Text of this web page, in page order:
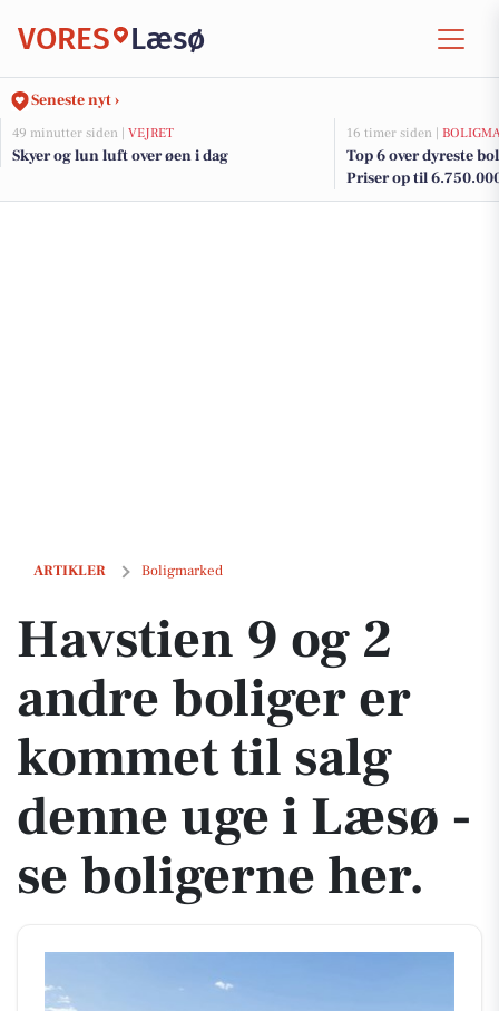
VORES Læsø
Seneste nyt ›
49 minutter siden | VEJRET
Skyer og lun luft over øen i dag
16 timer siden |
Top 6 over dyreste
Priser op til
ARTIKLER Boligmarked
Havstien 9 og 2 andre boliger er kommet til salg denne uge i Læsø -
Havstien 9 og 2
andre boliger er
kommet til salg
denne uge i Læsø -
se boligerne her.